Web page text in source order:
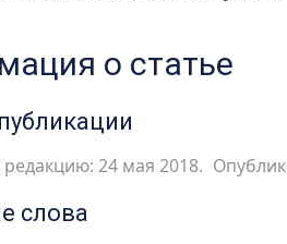
о статье
24 мая 2018.
слова